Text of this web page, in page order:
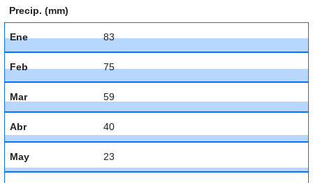
Precip. (mm)
Ene 83
Feb 75
Mar 59
Abr 40
May 23